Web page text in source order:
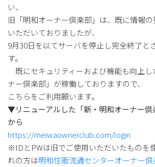
い、
旧「明和オーナー倶楽部」は、既に情報
いただいておりましたが、
9月30日を以てサーバを停止し完全終了と
す。
既にセキュリティーおよび機能も向上し
ナー倶楽部」が稼働しておりますので、
こちらをご利用願います。
▼リニューアルした「新・明和オーナー倶
から
https://meiwaownerclub.com/login
※IDとPWは旧でご使用いただいたものを
れの方は明和住販流通センターオーナー